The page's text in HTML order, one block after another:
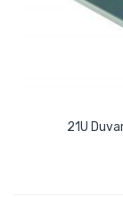
21U